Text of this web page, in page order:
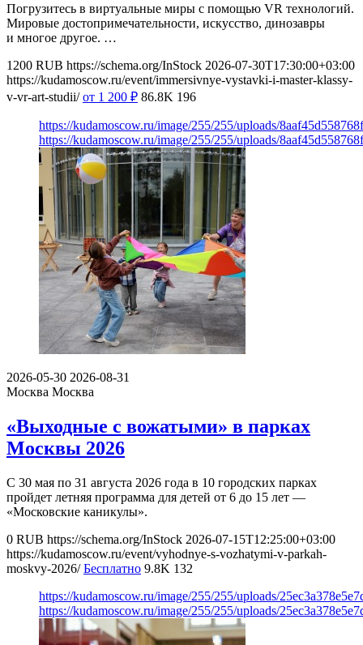
Погрузитесь в виртуальные миры с помощью VR технологий.
Мировые достопримечательности, искусство, динозавры
и многое другое. …
1200 RUB https://schema.org/InStock 2026-07-30T17:30:00+03:00
https://kudamoscow.ru/event/immersivnye-vystavki-i-master-klassy-
v-vr-art-studii/ от 1 200 ₽ 86.8K 196
https://kudamoscow.ru/image/255/255/uploads/
https://kudamoscow.ru/image/255/255/uploads/
2026-05-30 2026-08-31
Москва Москва
«Выходные с вожатыми» в парках
Москвы 2026
С 30 мая по 31 августа 2026 года в 10 городских парках
пройдет летняя программа для детей от 6 до 15 лет —
«Московские каникулы».
0 RUB https://schema.org/InStock 2026-07-15T12:25:00+03:00
https://kudamoscow.ru/event/vyhodnye-s-vozhatymi-v-parkah-
moskvy-2026/ Бесплатно 9.8K 132
https://kudamoscow.ru/image/255/255/uploads/
https://kudamoscow.ru/image/255/255/uploads/